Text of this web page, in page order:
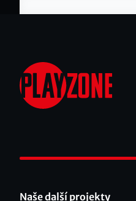
Naše další projekty